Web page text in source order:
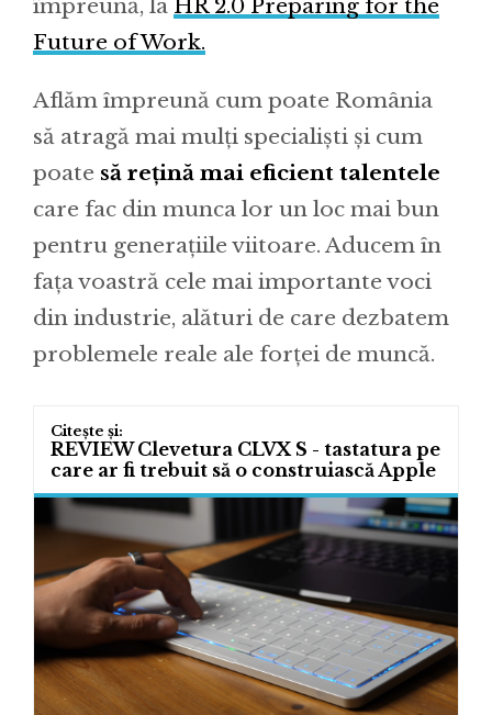
împreună, la HR 2.0 Preparing for the
Future of Work.
Aflăm împreună cum poate România
să atragă mai mulți specialiști și cum
poate să rețină mai eficient talentele
care fac din munca lor un loc mai bun
pentru generațiile viitoare. Aducem în
fața voastră cele mai importante voci
din industrie, alături de care dezbatem
problemele reale ale forței de muncă.
REVIEW Clevetura CLVX S - tastatura pe
care ar fi trebuit să o construiască Apple